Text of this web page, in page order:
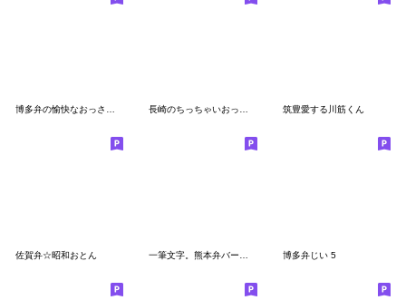
筑豊愛する川筋くん
佐賀弁☆昭和おとん 一筆文字。熊本弁バージョン。 博多弁じい 5